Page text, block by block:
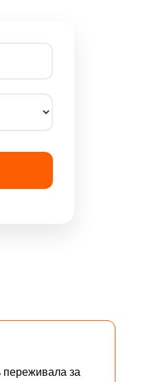
переживала за